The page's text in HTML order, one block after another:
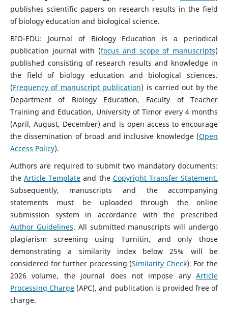
publishes scientific papers on research results in the field
of biology education and biological science.
BIO-EDU: Journal of Biology Education is a periodical
publication journal with (focus and scope of manuscripts)
published consisting of research results and knowledge in
the field of biology education and biological sciences.
(Frequency of manuscript publication) is carried out by the
Department of Biology Education, Faculty of Teacher
Training and Education, University of Timor every 4 months
(April, August, December) and is open access to encourage
the dissemination of broad and inclusive knowledge (Open
Access Policy).
Authors are required to submit two mandatory documents:
theArticle Template and the Copyright Transfer Statement.
Subsequently, manuscripts and the accompanying
statements must be uploaded through the online
submission system in accordance with the prescribed
Author Guidelines. All submitted manuscripts will undergo
plagiarism screening using Turnitin, and only those
demonstrating a similarity index below 25% will be
considered for further processing (Similarity Check). For the
2026 volume, the journal does not impose anyArticle
Processing Charge (APC), and publication is provided free of
charge.